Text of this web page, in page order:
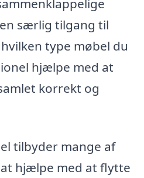
særlig tilgang til
type møbel du
hjælpe med at
korrekt og
tilbyder mange af
hjælpe med at flytte